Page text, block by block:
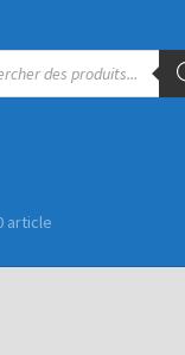
article